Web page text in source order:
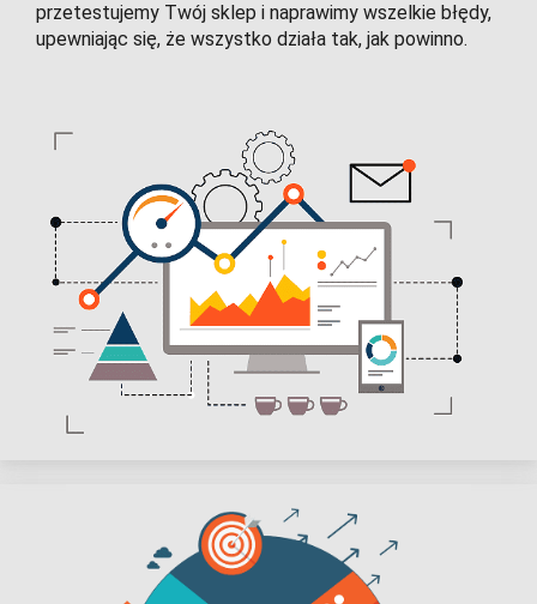
przetestujemy Twój sklep i naprawimy wszelkie błędy,
upewniając się, że wszystko działa tak, jak powinno.